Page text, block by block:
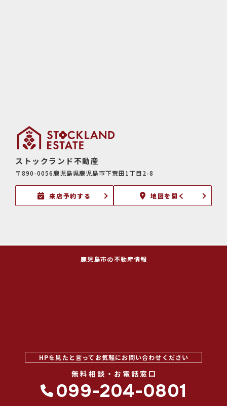
ストックランド不動産
〒890-0056鹿児島県鹿児島市下荒田1丁目2-8
来店予約する 地図を開く
鹿児島市の不動産情報
HPを見たと言ってお気軽にお問い合わせください
無料相談・お電話窓口
099-204-0801